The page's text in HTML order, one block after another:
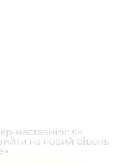
наставник: як
на новий рівень